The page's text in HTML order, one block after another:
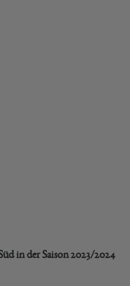
in der Saison 2023/2024